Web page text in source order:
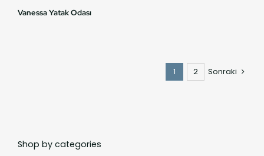
Vanessa Yatak Odası
1 2 Sonraki
Shop by categories